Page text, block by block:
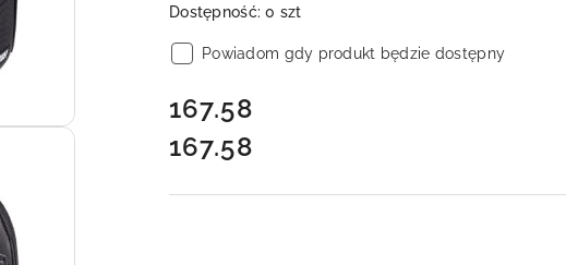
Dostępność:0 szt
Powiadom gdy produkt będzie dostępny
cena:
167.58
Cena:
167.58